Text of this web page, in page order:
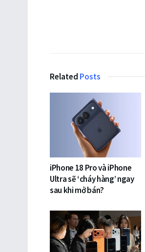
Related Posts
iPhone 18 Pro và iPhone
Ultra sẽ ‘cháy hàng’ ngay
sau khi mở bán?